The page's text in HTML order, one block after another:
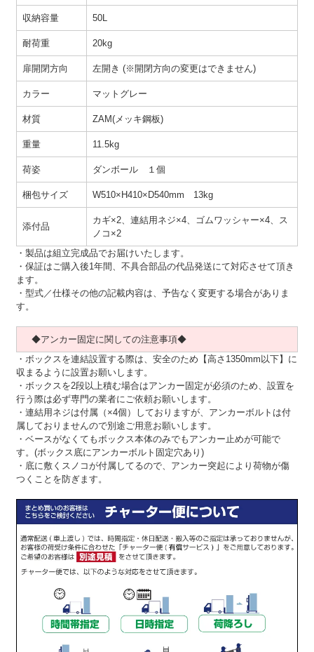
収納容量 50L
耐荷重 20kg
扉開閉方向 左開き (※開閉方向の変更はできません)
カラー マットグレー
材質 ZAM(メッキ鋼板)
重量 11.5kg
荷姿 ダンボール １個
梱包サイズ W510×H410×D540mm 13kg
添付品
カギ×2、連結用ネジ×4、ゴムワッシャー×4、ス
ノコ×2
・製品は組立完成品でお届けいたします。
・保証はご購入後1年間、不具合部品の代品発送にて対応させて頂き
ます。
・型式／仕様その他の記載内容は、予告なく変更する場合がありま
す。
◆アンカー固定に関しての注意事項◆
・ボックスを連結設置する際は、安全のため【高さ1350mm以下】に
収まるように設置お願いします。
・ボックスを2段以上積む場合はアンカー固定が必須のため、設置を
行う際は必ず専門の業者にご依頼お願いします。
・連結用ネジは付属（×4個）しておりますが、アンカーボルトは付
属しておりませんので別途ご用意お願いします。
・ベースがなくてもボックス本体のみでもアンカー止めが可能で
す。(ボックス底にアンカーボルト固定穴あり)
・底に敷くスノコが付属してるので、アンカー突起により荷物が傷
つくことを防ぎます。